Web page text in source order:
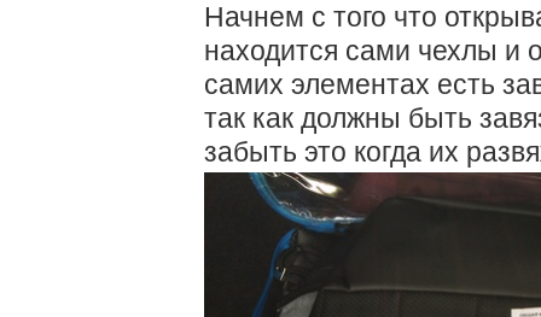
Начнем с того что
находится сами чехлы и
самих элементах есть
так как должны быть
забыть это когда их